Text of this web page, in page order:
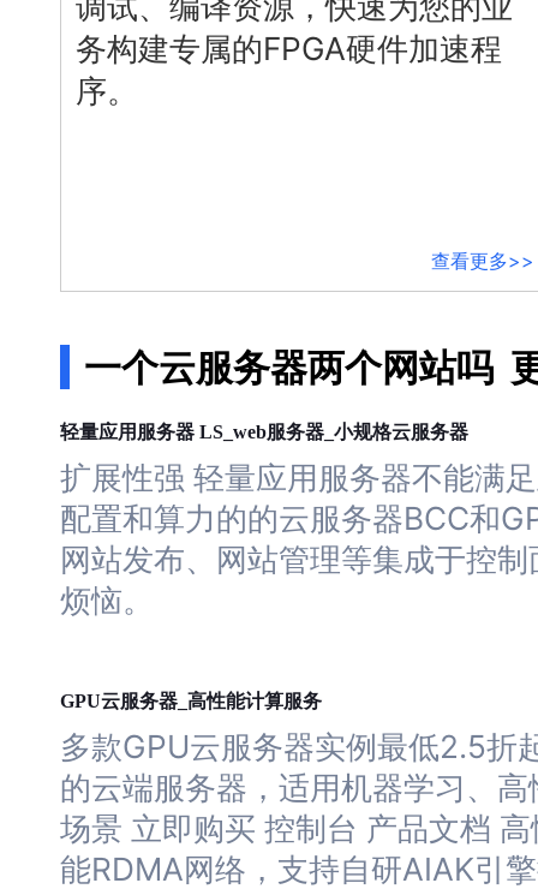
智能生成PPT
智能大纲汇总，文库资源沉淀
百度AI搜索
百度智能云数字员工
内容运营等8款数字员工焕新上线！免费体验！
百度一见
云边协同、自主进化的视觉智能体平台
百度智能云灵医
医疗AI大模型，构建覆
百战·数智营销
赋能合作伙伴打造客户
务构建专属的FPGA硬件加速程
序。
查看更多>>
一个云服务器两个网站吗
轻量应用 服务器 LS_web服务器 _小规格云服务器
扩展性强 轻量应用服务器不能满
配置和算力的的云服务器BCC和
网站发布、 网站管理等集成于控
烦恼。
GPU云服务器 _高性能计算服务
多款GPU云服务器实例最低2.5折
的云端服务器 ，适用机器学习、
场景 立即购买 控制台 产品文档
能RDMA网络，支持自研AIAK引